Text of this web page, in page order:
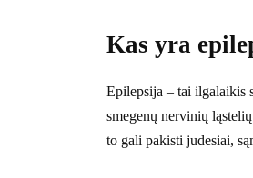
Kas yra
Epilepsija – tai ilgalaikis
smegenų nervinių
to gali pakisti judesiai,